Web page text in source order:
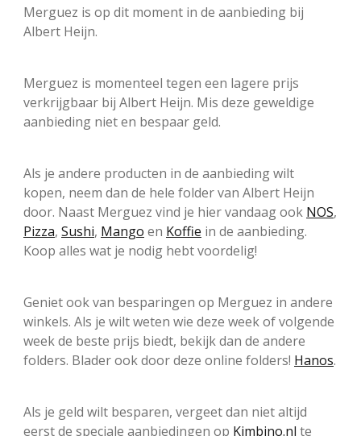
Merguez is op dit moment in de aanbieding bij
Albert Heijn.
Merguez is momenteel tegen een lagere prijs
verkrijgbaar bij Albert Heijn. Mis deze geweldige
aanbieding niet en bespaar geld.
Als je andere producten in de aanbieding wilt
kopen, neem dan de hele folder van Albert Heijn
door. Naast Merguez vind je hier vandaag ook NOS,
Pizza, Sushi, Mango en Koffie in de aanbieding.
Koop alles wat je nodig hebt voordelig!
Geniet ook van besparingen op Merguez in andere
winkels. Als je wilt weten wie deze week of volgende
week de beste prijs biedt, bekijk dan de andere
folders. Blader ook door deze online folders! Hanos.
Als je geld wilt besparen, vergeet dan niet altijd
eerst de speciale aanbiedingen op Kimbino.nl te